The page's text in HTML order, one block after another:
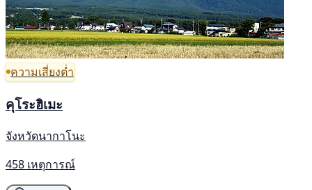
ความเสี่ยงต่ำ
คุโระฮิเมะ
จังหวัดนากาโนะ
458 เหตุการณ์